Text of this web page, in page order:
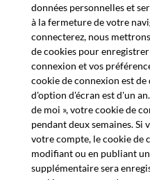
données personnelles et
à la fermeture de votre
connecterez, nous
de cookies pour
connexion et vos
cookie de connexion est
d'option d'écran est d'un
de moi », votre cookie de
pendant deux semaines. Si
votre compte, le cookie de
modifiant ou en publiant
supplémentaire sera